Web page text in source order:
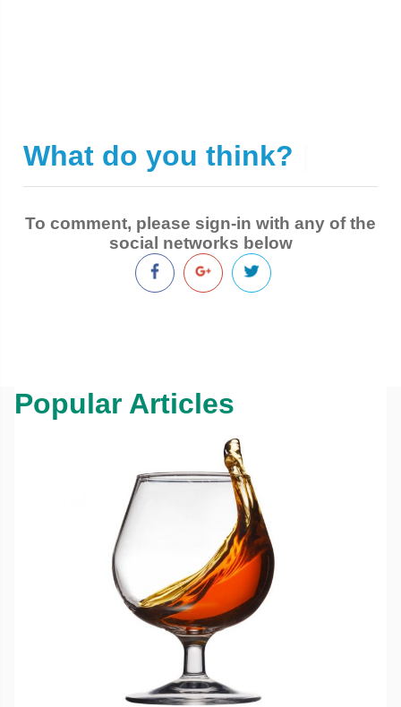
What do you think?
To comment, please sign-in with any of the
social networks below
Popular Articles